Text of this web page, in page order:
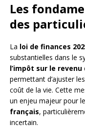
Les
des
La loi de finances
substantielles dans le
l’impôt sur le revenu
permettant d’ajuster
coût de la vie. Cette
un enjeu majeur pour
français,
incertain.